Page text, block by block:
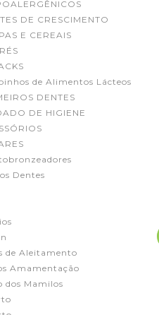
DE CRESCIMENTO
E CEREAIS
de Alimentos Lácteos
DENTES
DE HIGIENE
Dentes
de Aleitamento
Amamentação
dos Mamilos